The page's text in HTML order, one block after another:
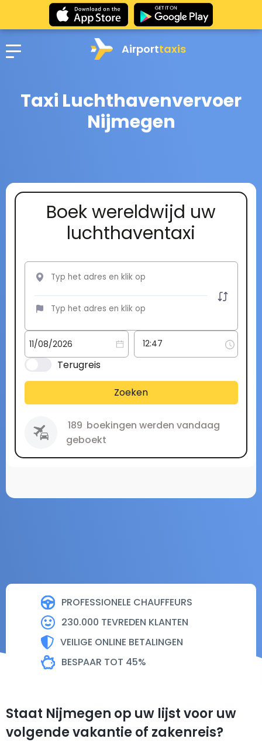
Airporttaxis
Taxi Luchthavenvervoer
Nijmegen
PROFESSIONELE CHAUFFEURS
230.000 TEVREDEN KLANTEN
VEILIGE ONLINE BETALINGEN
BESPAAR TOT 45%
Boek wereldwijd uw
luchthaventaxi
Terugreis
Zoeken
189 boekingen werden vandaag
geboekt
Staat Nijmegen op uw lijst voor uw
volgende vakantie of zakenreis?